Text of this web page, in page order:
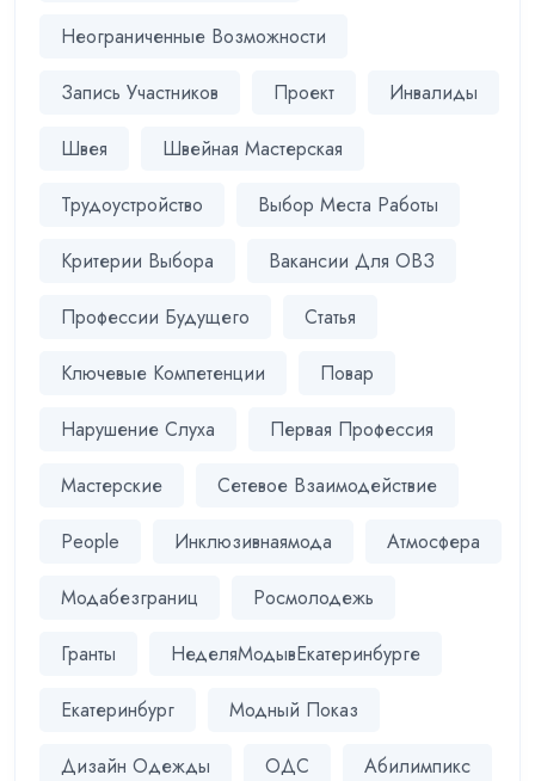
Неограниченные Возможности
Запись Участников Проект Инвалиды
Швея Швейная Мастерская
Трудоустройство Выбор Места Работы
Критерии Выбора Вакансии Для ОВЗ
Профессии Будущего Статья
Ключевые Компетенции Повар
Нарушение Слуха Первая Профессия
Мастерские Сетевое Взаимодействие
People Инклюзивнаямода Атмосфера
Модабезграниц Росмолодежь
Гранты НеделяМодывЕкатеринбурге
Екатеринбург Модный Показ
Дизайн Одежды ОДС Абилимпикс